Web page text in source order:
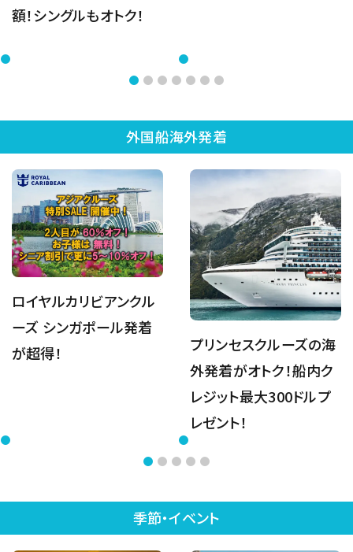
額！シングルもオトク！
外国船海外発着
ロイヤルカリビアンクル
ーズ シンガポール発着
が超得！
プリンセスクルーズの海
外発着がオトク！船内ク
レジット最大300ドルプ
レゼント！
季節・イベント